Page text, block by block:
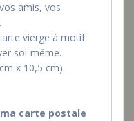
amis, vos
vierge à motif
soi-même.
x 10,5 cm).
carte postale